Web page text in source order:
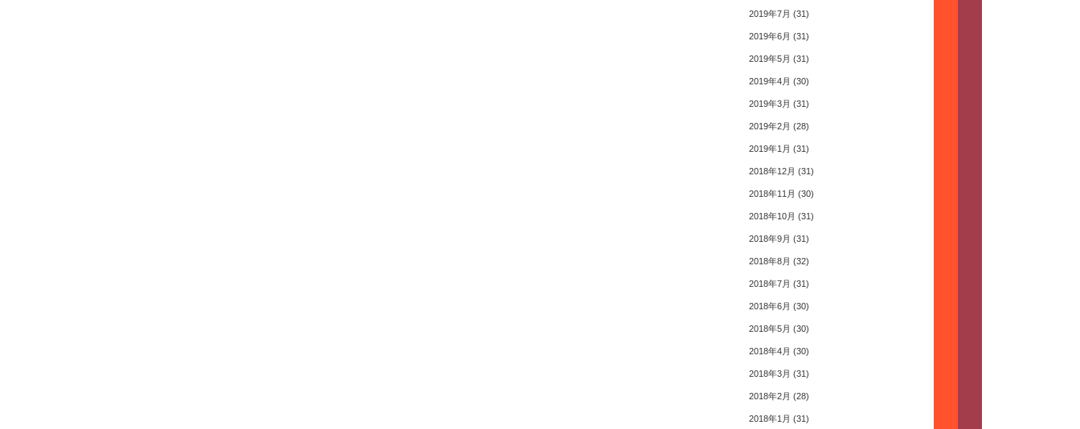
2019年7月 (31)
2019年6月 (31)
2019年5月 (31)
2019年4月 (30)
2019年3月 (31)
2019年2月 (28)
2019年1月 (31)
2018年12月 (31)
2018年11月 (30)
2018年10月 (31)
2018年9月 (31)
2018年8月 (32)
2018年7月 (31)
2018年6月 (30)
2018年5月 (30)
2018年4月 (30)
2018年3月 (31)
2018年2月 (28)
2018年1月 (31)